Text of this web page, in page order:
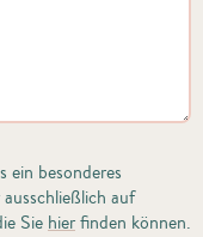
ein besonderes
auf
Sie hierfinden können.